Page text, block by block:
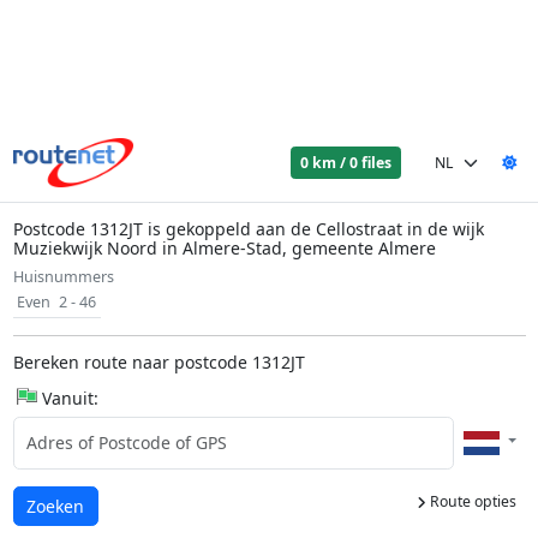
0 km / 0 files
Postcode 1312JT is gekoppeld aan de Cellostraat in de wijk
Muziekwijk Noord in Almere-Stad, gemeente Almere
Huisnummers
Even 2 - 46
Bereken route naar postcode 1312JT
Vanuit:
Route opties
Laden...
Zoeken